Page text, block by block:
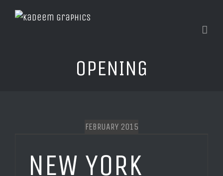
OPENING
FEBRUARY 2015
NEW YORK